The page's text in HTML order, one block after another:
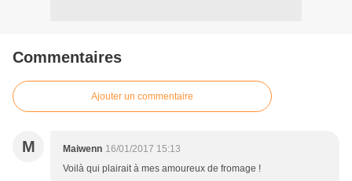
Commentaires
Ajouter un commentaire
M Maiwenn 16/01/2017 15:13
Voilà qui plairait à mes amoureux de fromage !